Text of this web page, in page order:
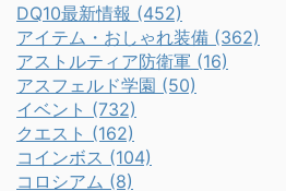
DQ10最新情報 (452)
アイテム・おしゃれ装備 (362)
アストルティア防衛軍 (16)
アスフェルド学園 (50)
イベント (732)
クエスト (162)
コインボス (104)
コロシアム (8)